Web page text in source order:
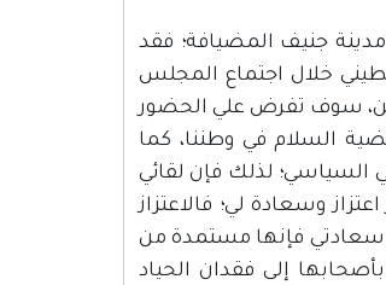
الموقر سيكون في مدينة جنيف المضيافة؛ فقد
خلال اجتماع المجلس
سوف تفرض علي الحضور
السلام في وطننا، كما
لذلك فإن لقائي
وسعادة لي؛ فالاعتزاز
سعادتي فإنها مستمدة من
إلى فقدان الحياد